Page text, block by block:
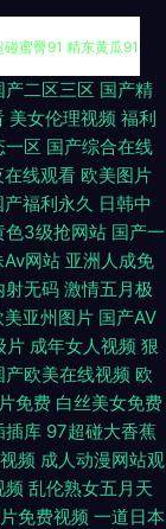
91国产下载 久草久
蜜臀91 精东黄瓜91
日韩激情导航 91超
人体 内射国产 97视
爱爱 国产1区综合情
费视频 黄色亚洲日
玖综合网 亚洲情色图
成人一本道 五月天
产二区三区 国产精
美女伦理视频 福利
一区 国产综合在线
在线观看 欧美图片
产福利永久 日韩中
色3级抢网站 国产一
网站 亚洲人成免
射无码 激情五月极
美亚州图片 国产AV
片 成年女人视频 狠
产欧美在线视频 欧
免费 白丝美女免费
插库 97超碰大香蕉
频 成人动漫网站观
频 乱伦熟女五月天
免费视频 一道日本